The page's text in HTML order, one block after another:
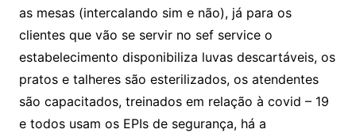
as mesas (intercalando sim e não), já para os
clientes que vão se servir no sef service o
estabelecimento disponibiliza luvas descartáveis, os
pratos e talheres são esterilizados, os atendentes
são capacitados, treinados em relação à covid – 19
e todos usam os EPIs de segurança, há a